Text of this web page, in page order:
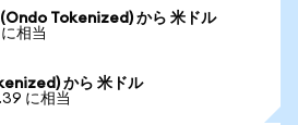
Tokenized) から 米ドル
相当
から 米ドル
に相当